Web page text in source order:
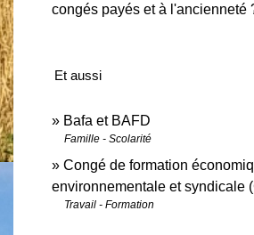
congés payés et à l'ancienneté
Et aussi
Bafa et BAFD
Famille - Scolarité
Congé de formation
environnementale et syndicale
Travail - Formation